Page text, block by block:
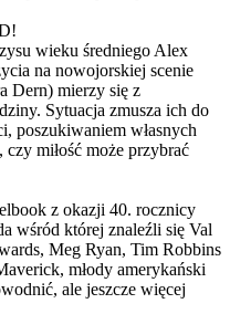
wieku średniego Alex
na nowojorskiej scenie
Dern) mierzy się z
Sytuacja zmusza ich do
poszukiwaniem własnych
miłość może przybrać
z okazji 40. rocznicy
wśród której znaleźli się Val
Meg Ryan, Tim Robbins
młody amerykański
ale jeszcze więcej